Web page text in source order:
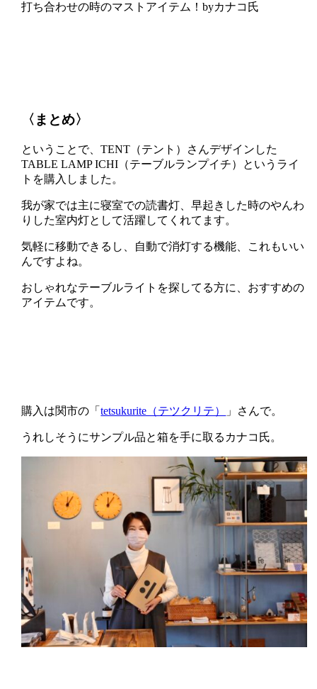
サイズがあります。https://tent1000.stores.jp/?category_id=5f9aade1f0b10847b1...
打ち合わせの時のマストアイテム！byカナコ氏
〈まとめ〉
ということで、TENT（テント）さんデザインした
TABLE LAMP ICHI（テーブルランプイチ）というライ
トを購入しました。
我が家では主に寝室での読書灯、早起きした時のやんわ
りした室内灯として活躍してくれてます。
気軽に移動できるし、自動で消灯する機能、これもいい
んですよね。
おしゃれなテーブルライトを探してる方に、おすすめの
アイテムです。
購入は関市の「tetsukurite（テツクリテ） 」さんで。
うれしそうにサンプル品と箱を手に取るカナコ氏。